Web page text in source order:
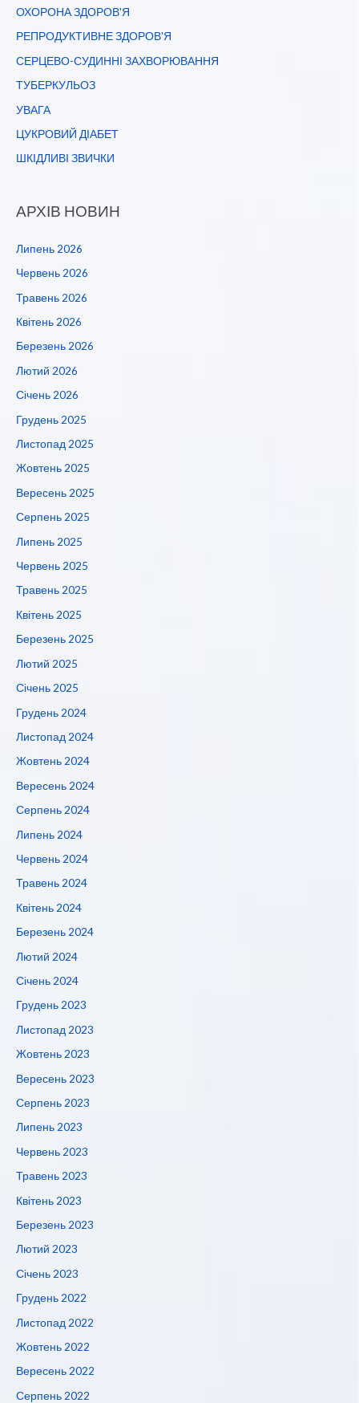
ОХОРОНА ЗДОРОВ'Я
РЕПРОДУКТИВНЕ ЗДОРОВ'Я
СЕРЦЕВО-СУДИННІ ЗАХВОРЮВАННЯ
ТУБЕРКУЛЬОЗ
УВАГА
ЦУКРОВИЙ ДІАБЕТ
ШКІДЛИВІ ЗВИЧКИ
АРХІВ НОВИН
Липень 2026
Червень 2026
Травень 2026
Квітень 2026
Березень 2026
Лютий 2026
Січень 2026
Грудень 2025
Листопад 2025
Жовтень 2025
Вересень 2025
Серпень 2025
Липень 2025
Червень 2025
Травень 2025
Квітень 2025
Березень 2025
Лютий 2025
Січень 2025
Грудень 2024
Листопад 2024
Жовтень 2024
Вересень 2024
Серпень 2024
Липень 2024
Червень 2024
Травень 2024
Квітень 2024
Березень 2024
Лютий 2024
Січень 2024
Грудень 2023
Листопад 2023
Жовтень 2023
Вересень 2023
Серпень 2023
Липень 2023
Червень 2023
Травень 2023
Квітень 2023
Березень 2023
Лютий 2023
Січень 2023
Грудень 2022
Листопад 2022
Жовтень 2022
Вересень 2022
Серпень 2022